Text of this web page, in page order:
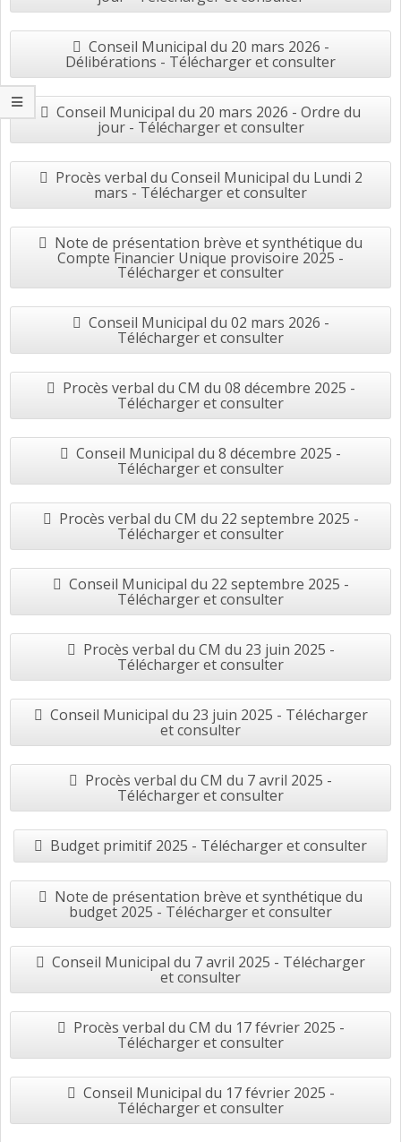
Conseil Municipal du 20 mars 2026 -
Délibérations - Télécharger et consulter
Conseil Municipal du 20 mars 2026 - Ordre du
jour - Télécharger et consulter
Procès verbal du Conseil Municipal du Lundi 2
mars - Télécharger et consulter
Note de présentation brève et synthétique du
Compte Financier Unique provisoire 2025 -
Télécharger et consulter
Conseil Municipal du 02 mars 2026 -
Télécharger et consulter
Procès verbal du CM du 08 décembre 2025 -
Télécharger et consulter
Conseil Municipal du 8 décembre 2025 -
Télécharger et consulter
Procès verbal du CM du 22 septembre 2025 -
Télécharger et consulter
Conseil Municipal du 22 septembre 2025 -
Télécharger et consulter
Procès verbal du CM du 23 juin 2025 -
Télécharger et consulter
Conseil Municipal du 23 juin 2025 - Télécharger
et consulter
Procès verbal du CM du 7 avril 2025 -
Télécharger et consulter
Budget primitif 2025 - Télécharger et consulter
Note de présentation brève et synthétique du
budget 2025 - Télécharger et consulter
Conseil Municipal du 7 avril 2025 - Télécharger
et consulter
Procès verbal du CM du 17 février 2025 -
Télécharger et consulter
Conseil Municipal du 17 février 2025 -
Télécharger et consulter